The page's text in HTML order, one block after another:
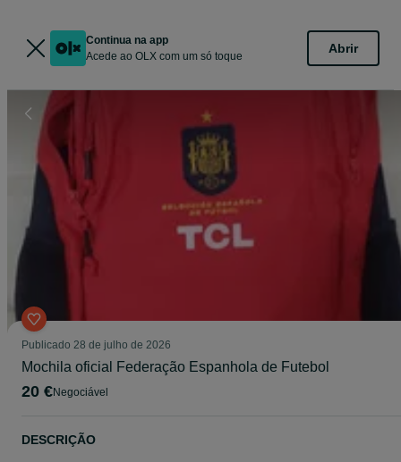
Continua na app
Acede ao OLX com um só toque
Abrir
Publicado 28 de julho de 2026
Mochila oficial Federação Espanhola de Futebol
20 € Negociável
DESCRIÇÃO